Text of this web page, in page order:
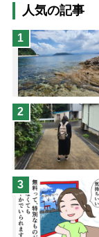
猫が母になつき
息子の遠距離
兄がボケました
予防法
人気の記事
1
2
3